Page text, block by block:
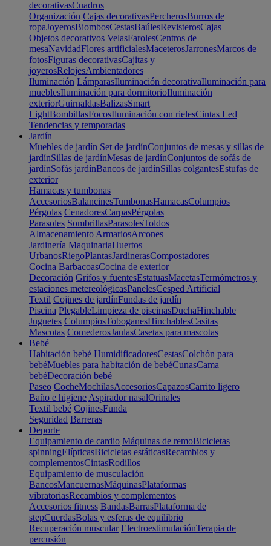
decorativasCuadros
Organización Cajas decorativasPercherosBurros de
ropaJoyerosBiombosCestasBaúlesRevisterosCajas
Objetos decorativos VelasFarolesCentros de
mesaNavidadFlores artificialesMaceterosJarronesMarcos de
fotosFiguras decorativasCajitas y
joyerosRelojesAmbientadores
Iluminación LámparasIluminación decorativaIluminación para
mueblesIluminación para dormitorioIluminación
exteriorGuirnaldasBalizasSmart
LightBombillasFocosIluminación con rielesCintas Led
Tendencias y temporadas
Jardín
Muebles de jardín Set de jardínConjuntos de mesas y sillas de
jardínSillas de jardínMesas de jardínConjuntos de sofás de
jardínSofás jardínBancos de jardínSillas colgantesEstufas de
exterior
Hamacas y tumbonas
AccesoriosBalancinesTumbonasHamacasColumpios
Pérgolas CenadoresCarpasPérgolas
Parasoles SombrillasParasolesToldos
Almacenamiento ArmariosArcones
Jardinería MaquinariaHuertos
UrbanosRiegoPlantasJardinerasCompostadores
Cocina BarbacoasCocina de exterior
Decoración Grifos y fuentesEstatuasMacetasTermómetros y
estaciones metereológicasPanelesCesped Artificial
Textil Cojines de jardínFundas de jardín
Piscina PlegableLimpieza de piscinasDuchaHinchable
Juguetes ColumpiosToboganesHinchablesCasitas
Mascotas ComederosJaulasCasetas para mascotas
Bebé
Habitación bebé HumidificadoresCestasColchón para
bebéMuebles para habitación de bebéCunasCama
bebéDecoración bebé
Paseo CocheMochilasAccesoriosCapazosCarrito ligero
Baño e higiene Aspirador nasalOrinales
Textil bebé CojinesFunda
Seguridad Barreras
Deporte
Equipamiento de cardio Máquinas de remoBicicletas
spinningElípticasBicicletas estáticasRecambios y
complementosCintasRodillos
Equipamiento de musculación
BancosMancuernasMáquinasPlataformas
vibratoriasRecambios y complementos
Accesorios fitness BandasBarrasPlataforma de
stepCuerdasBolas y esferas de equilibrio
Recuperación muscular ElectroestimulaciónTerapia de
percusión